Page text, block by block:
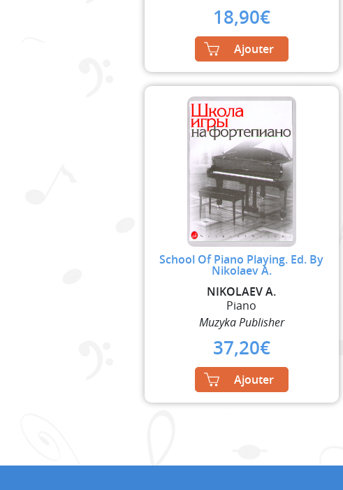
18,90€
Ajouter
School Of Piano Playing. Ed. By
Nikolaev A.
NIKOLAEV A.
Piano
Muzyka Publisher
37,20€
Ajouter